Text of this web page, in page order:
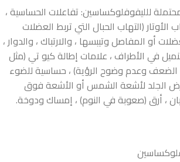
للليفوفلوكساسين: تفاعلات الحساسية ،
(التهاب الحبال التي تربط العضلات
أو المفاصل وتيبسها ، والارتباك ، والدوار ،
في الأطراف ، علامات إطالة كيو تي (مثل
، الضعف وعدم وضوح الرؤية) ، حساسية للضوء
الجلد لأشعة الشمس أو الأشعة فوق
، أرق (صعوبة في النوم) ، إمساك ودوخة.